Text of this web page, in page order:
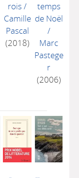
rois /
Camille
Pascal
(2018)
temps
de Noël
/
Marc
Pastege
r
(2006)